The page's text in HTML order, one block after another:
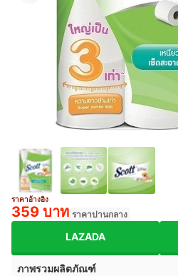
ราคาอ้างอิง
359 บาท ราคาปานกลาง
LAZADA
ภาพรวมผลิตภัณฑ์